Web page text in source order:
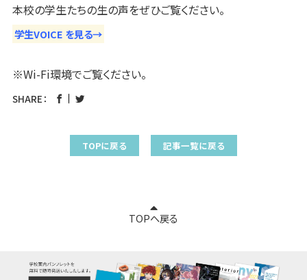
本校の学生たちの生の声をぜひご覧ください。
学生VOICE を見る→
※Wi-Fi環境でご覧ください。
SHARE：
TOPに戻る 記事一覧に戻る
TOPへ戻る